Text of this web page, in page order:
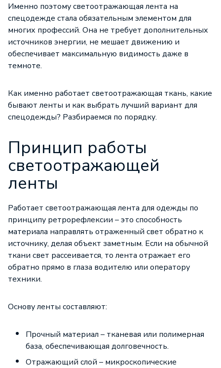
Именно поэтому светоотражающая лента на
спецодежде стала обязательным элементом для
многих профессий. Она не требует дополнительных
источников энергии, не мешает движению и
обеспечивает максимальную видимость даже в
темноте.
Как именно работает светоотражающая ткань, какие
бывают ленты и как выбрать лучший вариант для
спецодежды? Разбираемся по порядку.
Принцип работы
светоотражающей
ленты
Работает светоотражающая лента для одежды по
принципу ретрорефлексии – это способность
материала направлять отраженный свет обратно к
источнику, делая объект заметным. Если на обычной
ткани свет рассеивается, то лента отражает его
обратно прямо в глаза водителю или оператору
техники.
Основу ленты составляют:
Прочный материал – тканевая или полимерная
база, обеспечивающая долговечность.
Отражающий слой – микроскопические